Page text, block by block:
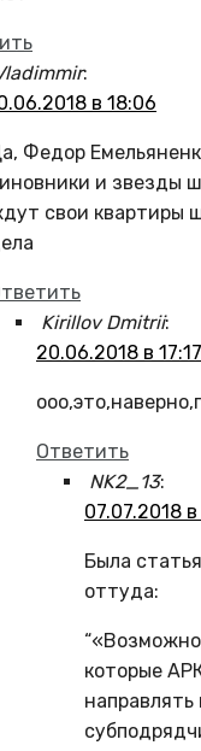
:
в 18:06
Федор
и звезды
свои квартиры
Kirillov Dmitrii:
20.06.2018 в 17:17
Ответить
NK2_13:
07.07.2018
Была
оттуда:
которые
направлять